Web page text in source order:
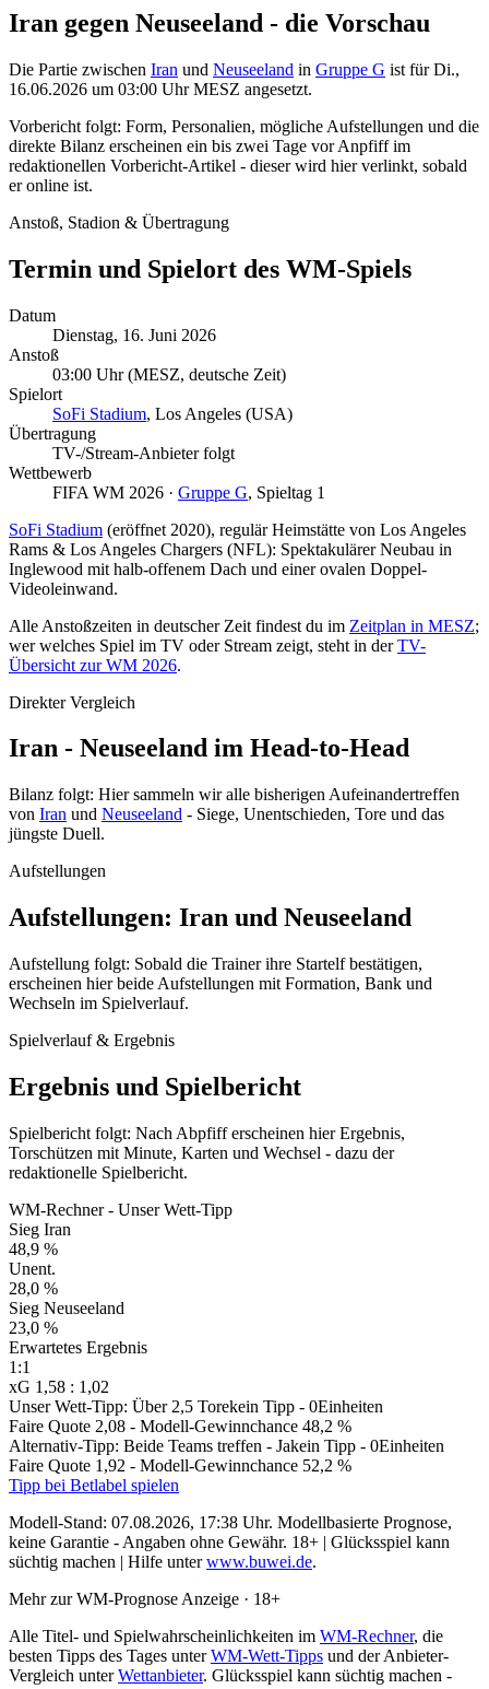
Iran gegen Neuseeland - die Vorschau
Die Partie zwischen Iran und Neuseeland in Gruppe G ist für Di.,
16.06.2026 um 03:00 Uhr MESZ angesetzt.
Vorbericht folgt: Form, Personalien, mögliche Aufstellungen und die
direkte Bilanz erscheinen ein bis zwei Tage vor Anpfiff im
redaktionellen Vorbericht-Artikel - dieser wird hier verlinkt, sobald
er online ist.
Anstoß, Stadion & Übertragung
Termin und Spielort des WM-Spiels
Datum
Dienstag, 16. Juni 2026
Anstoß
03:00 Uhr(MESZ, deutsche Zeit)
Spielort
SoFi Stadium, Los Angeles (USA)
Übertragung
TV-/Stream-Anbieter folgt
Wettbewerb
FIFA WM 2026 · Gruppe G, Spieltag 1
SoFi Stadium (eröffnet 2020), regulär Heimstätte von Los Angeles
Rams & Los Angeles Chargers (NFL): Spektakulärer Neubau in
Inglewood mit halb-offenem Dach und einer ovalen Doppel-
Videoleinwand.
Alle Anstoßzeiten in deutscher Zeit findest du im Zeitplan in MESZ;
wer welches Spiel im TV oder Stream zeigt, steht in derTV-
Übersicht zur WM 2026.
Direkter Vergleich
Iran - Neuseeland im Head-to-Head
Bilanz folgt: Hier sammeln wir alle bisherigen Aufeinandertreffen
von Iran und Neuseeland - Siege, Unentschieden, Tore und das
jüngste Duell.
Aufstellungen
Aufstellungen: Iran und Neuseeland
Aufstellung folgt: Sobald die Trainer ihre Startelf bestätigen,
erscheinen hier beide Aufstellungen mit Formation, Bank und
Wechseln im Spielverlauf.
Spielverlauf & Ergebnis
Ergebnis und Spielbericht
Spielbericht folgt: Nach Abpfiff erscheinen hier Ergebnis,
Torschützen mit Minute, Karten und Wechsel - dazu der
redaktionelle Spielbericht.
WM-Rechner - Unser Wett-Tipp
Sieg Iran
48,9 %
Unent.
28,0 %
Sieg Neuseeland
23,0 %
Erwartetes Ergebnis
1:1
xG 1,58 : 1,02
Unser Wett-Tipp: Über 2,5 Torekein Tipp - 0Einheiten
Faire Quote 2,08 - Modell-Gewinnchance 48,2 %
Alternativ-Tipp: Beide Teams treffen - Jakein Tipp - 0Einheiten
Faire Quote 1,92 - Modell-Gewinnchance 52,2 %
Tipp bei Betlabel spielen
Modell-Stand: 07.08.2026, 17:38 Uhr. Modellbasierte Prognose,
keine Garantie - Angaben ohne Gewähr. 18+ | Glücksspiel kann
süchtig machen | Hilfe unterwww.buwei.de.
Mehr zur WM-Prognose Anzeige · 18+
Alle Titel- und Spielwahrscheinlichkeiten im WM-Rechner, die
besten Tipps des Tages unterWM-Wett-Tipps und der Anbieter-
Vergleich unterWettanbieter. Glücksspiel kann süchtig machen -